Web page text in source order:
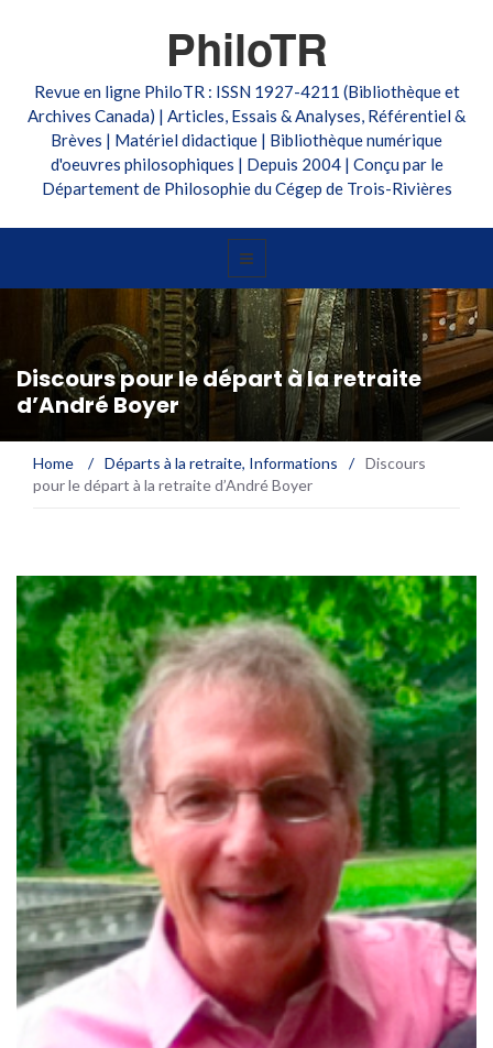
PhiloTR
Revue en ligne PhiloTR : ISSN 1927-4211 (Bibliothèque et
Archives Canada) | Articles, Essais & Analyses, Référentiel &
Brèves | Matériel didactique | Bibliothèque numérique
d'oeuvres philosophiques | Depuis 2004 | Conçu par le
Département de Philosophie du Cégep de Trois-Rivières
Discours pour le départ à la retraite
d’André Boyer
Home / Départs à la retraite, Informations / Discours
pour le départ à la retraite d’André Boyer